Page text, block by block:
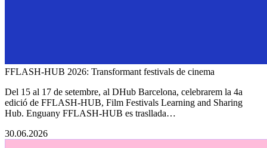
FFLASH-HUB 2026: Transformant festivals de cinema
Del 15 al 17 de setembre, al DHub Barcelona, celebrarem la 4a
edició de FFLASH-HUB, Film Festivals Learning and Sharing
Hub. Enguany FFLASH-HUB es trasllada…
30.06.2026